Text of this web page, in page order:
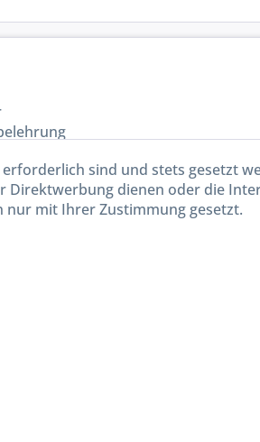
sind und stets gesetzt
Direktwerbung dienen oder die
nur mit Ihrer Zustimmung gesetzt.